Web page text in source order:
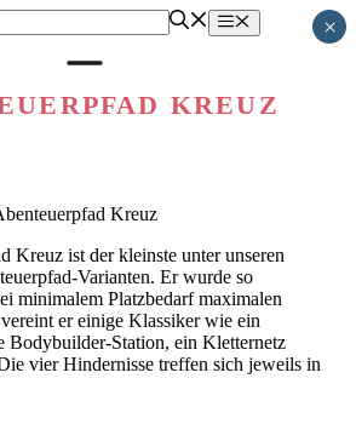
Menü
KREUZ
Kreuz ist der kleinste unter unseren
Varianten. Er wurde so
minimalem Platzbedarf maximalen
er einige Klassiker wie ein
Bodybuilder-Station, ein Kletternetz
vier Hindernisse treffen sich jeweils in
×